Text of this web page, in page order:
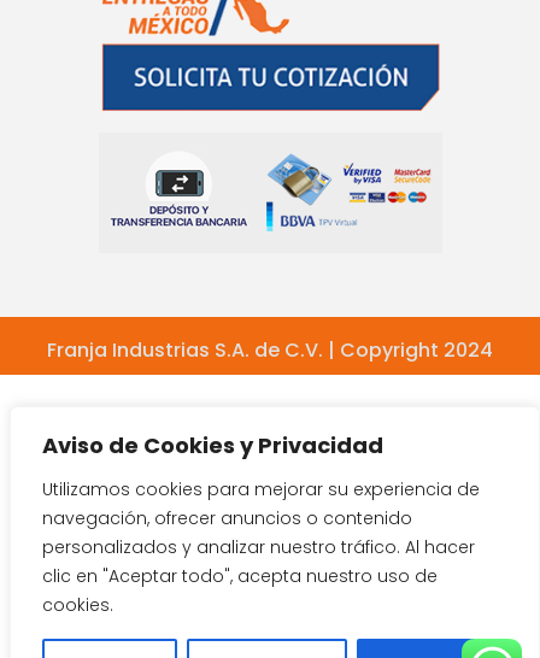
Aviso de Cookies y Privacidad
Utilizamos cookies para mejorar su experiencia de
navegación, ofrecer anuncios o contenido
personalizados y analizar nuestro tráfico. Al hacer
clic en "Aceptar todo", acepta nuestro uso de
cookies.
Franja Industrias S.A. de C.V. | Copyright 2024